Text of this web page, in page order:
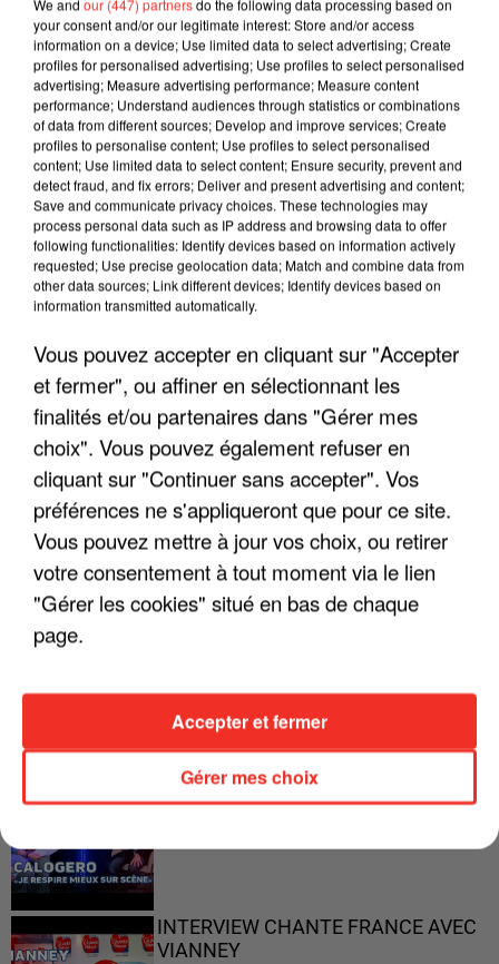
LES INTERVIEWS CHANTE
FRANCE
Voir plus
ENFOIRÉS"
"ON A TOUS LE TRAC"
"JE RESPIRE MIEUX SUR SCÈNE" -
CALOGERO
INTERVIEW CHANTE FRANCE AVEC
VIANNEY
We and our (447) partnersdo the following data processing based on
your consent and/or our legitimate interest: Store and/or access
information on a device; Use limited data to select advertising; Create
profiles for personalised advertising; Use profiles to select personalised
advertising; Measure advertising performance; Measure content
performance; Understand audiences through statistics or combinations
of data from different sources; Develop and improve services; Create
profiles to personalise content; Use profiles to select personalised
content; Use limited data to select content; Ensure security, prevent and
detect fraud, and fix errors; Deliver and present advertising and content;
Save and communicate privacy choices. These technologies may
process personal data such as IP address and browsing data to offer
following functionalities: Identify devices based on information actively
requested; Use precise geolocation data; Match and combine data from
other data sources; Link different devices; Identify devices based on
information transmitted automatically.
Vous pouvez accepter en cliquant sur "Accepter
et fermer", ou affiner en sélectionnant les
finalités et/ou partenaires dans "Gérer mes
choix". Vous pouvez également refuser en
cliquant sur "Continuer sans accepter". Vos
préférences ne s'appliqueront que pour ce site.
Vous pouvez mettre à jour vos choix, ou retirer
votre consentement à tout moment via le lien
"Gérer les cookies" situé en bas de chaque
page.
Gérer mes choix
Accepter et fermer